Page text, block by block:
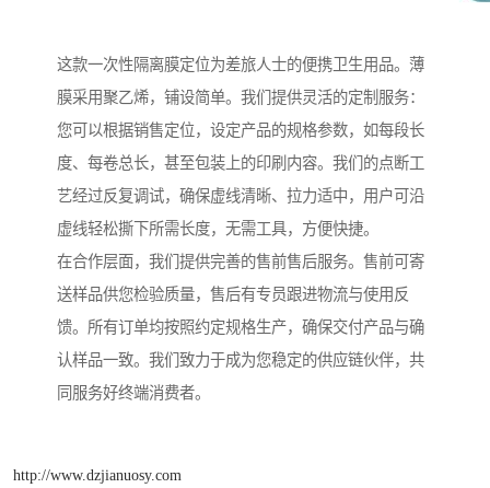
这款一次性隔离膜定位为差旅人士的便携卫生用品。薄
膜采用聚乙烯，铺设简单。我们提供灵活的定制服务：
您可以根据销售定位，设定产品的规格参数，如每段长
度、每卷总长，甚至包装上的印刷内容。我们的点断工
艺经过反复调试，确保虚线清晰、拉力适中，用户可沿
虚线轻松撕下所需长度，无需工具，方便快捷。
在合作层面，我们提供完善的售前售后服务。售前可寄
送样品供您检验质量，售后有专员跟进物流与使用反
馈。所有订单均按照约定规格生产，确保交付产品与确
认样品一致。我们致力于成为您稳定的供应链伙伴，共
同服务好终端消费者。
http://www.dzjianuosy.com